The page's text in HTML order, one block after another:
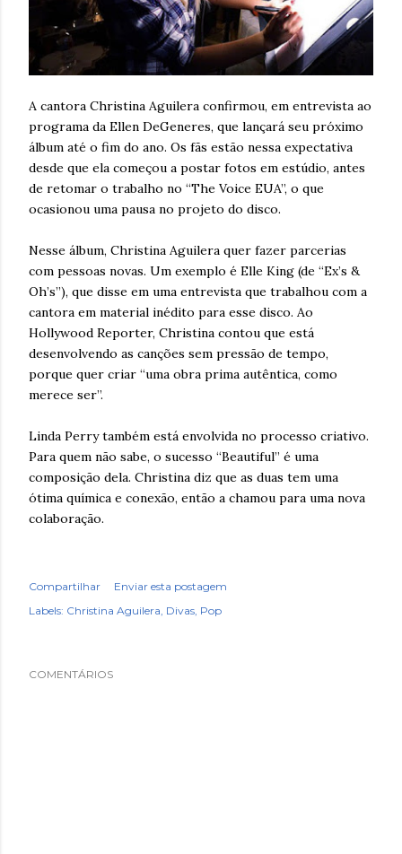
A cantora Christina Aguilera confirmou, em entrevista ao
programa da Ellen DeGeneres, que lançará seu próximo
álbum até o fim do ano. Os fãs estão nessa expectativa
desde que ela começou a postar fotos em estúdio, antes
de retomar o trabalho no “The Voice EUA”, o que
ocasionou uma pausa no projeto do disco.
Nesse álbum, Christina Aguilera quer fazer parcerias
com pessoas novas. Um exemplo é Elle King (de “Ex’s &
Oh’s”), que disse em uma entrevista que trabalhou com a
cantora em material inédito para esse disco. Ao
Hollywood Reporter, Christina contou que está
desenvolvendo as canções sem pressão de tempo,
porque quer criar “uma obra prima autêntica, como
merece ser”.
Linda Perry também está envolvida no processo criativo.
Para quem não sabe, o sucesso “Beautiful” é uma
composição dela. Christina diz que as duas tem uma
ótima química e conexão, então a chamou para uma nova
colaboração.
Compartilhar
Enviar esta postagem
Labels: Christina Aguilera Divas Pop
COMENTÁRIOS